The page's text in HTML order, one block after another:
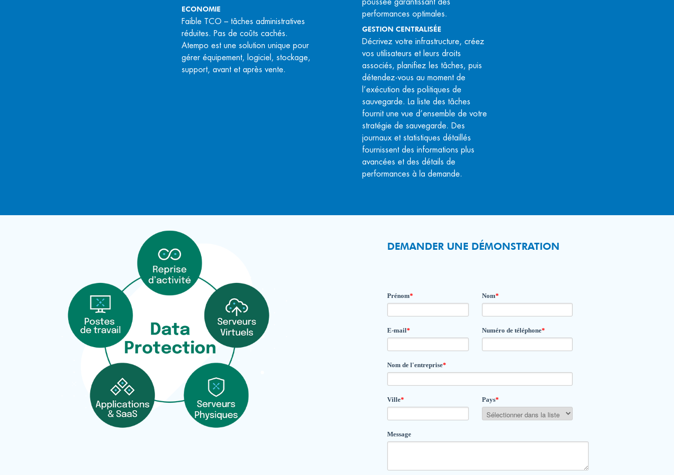
ECONOMIE
Faible TCO – tâches administratives
réduites. Pas de coûts cachés.
Atempo est une solution unique pour
gérer équipement, logiciel, stockage,
support, avant et après vente.
poussée garantissant des
performances optimales.
GESTION CENTRALISÉE
Décrivez votre infrastructure, créez
vos utilisateurs et leurs droits
associés, planifiez les tâches, puis
détendez-vous au moment de
l’exécution des politiques de
sauvegarde. La liste des tâches
fournit une vue d’ensemble de votre
stratégie de sauvegarde. Des
journaux et statistiques détaillés
fournissent des informations plus
avancées et des détails de
performances à la demande.
DEMANDER UNE DÉMONSTRATION